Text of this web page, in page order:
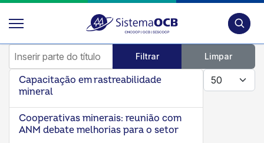
Inserir parte do título
Filtrar Limpar
Mostrar #
Capacitação em rastreabilidade
mineral
Cooperativas minerais: reunião com
ANM debate melhorias para o setor